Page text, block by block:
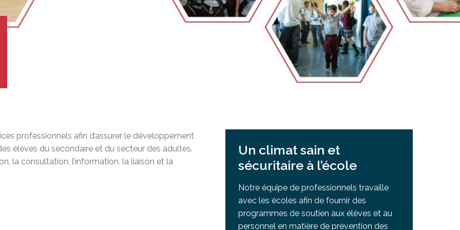
du conseil
adultes à besoins particuliers
(PS)
socioprofessionnelle (SISP)
en éducation générale (GEDTS)
doués et exceptionnels
ligne à la CSEM
Salle à manger de l’institut culinaire Pius
Coiffure et soins esthétiques à Laurier
professionnels afin d’assurer le développement
élèves du secondaire et du secteur des adultes.
la consultation, l’information, la liaison et la
Un climat sain et
sécuritaire à l’école
Notre équipe de professionnels travaille
avec les écoles afin de fournir des
programmes de soutien aux élèves et au
personnel en matière de prévention des